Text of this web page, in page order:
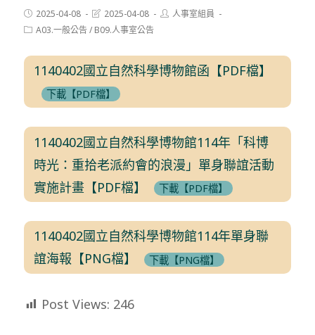
Post
published:
2025-04-08
Post
modified:
2025-04-08
Post人事室組員
PostA03.一般公告/ B09.人事室公告
1140402國立自然科學博物館函【PDF檔】
下載【PDF檔】
1140402國立自然科學博物館114年「科博
時光：重拾老派約會的浪漫」單身聯誼活動
實施計畫【PDF檔】
下載【PDF檔】
1140402國立自然科學博物館114年單身聯
誼海報【PNG檔】
下載【PNG檔】
Post Views: 246